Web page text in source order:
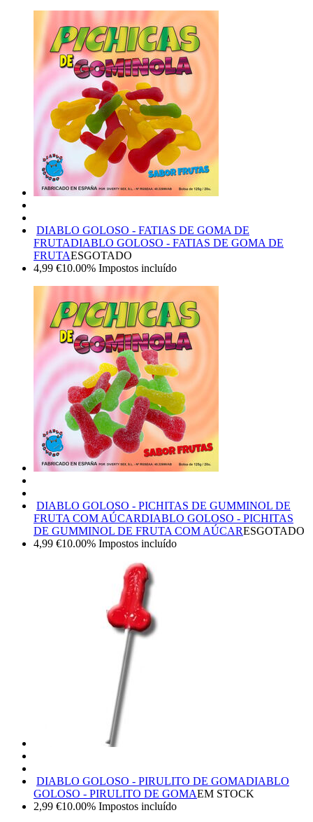
DIABLO GOLOSO - FATIAS DE GOMA DE
FRUTADIABLO GOLOSO - FATIAS DE GOMA DE
FRUTAESGOTADO
4,99 €10.00% Impostos incluído
DIABLO GOLOSO - PICHITAS DE GUMMINOL DE
FRUTA COM AÚCARDIABLO GOLOSO - PICHITAS
DE GUMMINOL DE FRUTA COM AÚCARESGOTADO
4,99 €10.00% Impostos incluído
DIABLO GOLOSO - PIRULITO DE GOMADIABLO
GOLOSO - PIRULITO DE GOMAEM STOCK
2,99 €10.00% Impostos incluído